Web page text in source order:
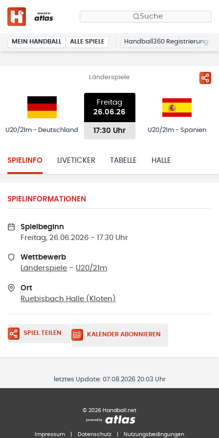
Suche
MEIN HANDBALL ALLE SPIELE Handball360 Registrierung
Länderspiele
U20/21m - Deutschland
Freitag
26.06.26
17:30 Uhr U20/21m - Spanien
SPIELINFO LIVETICKER TABELLE HALLE
SPIELINFORMATIONEN
Spielbeginn
Freitag, 26.06.2026 - 17:30 Uhr
Wettbewerb
Länderspiele – U20/21m
Ort
Ruebisbach Halle ( Kloten )
SPIEL TEILEN KALENDER ABONNIEREN
letztes Update: 07.08.2026 20:03 Uhr
© 2026 Handball.net
Impressum Datenschutz Nutzungsbedingungen